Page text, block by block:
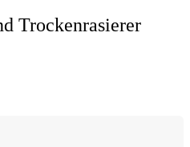
Trockenrasierer